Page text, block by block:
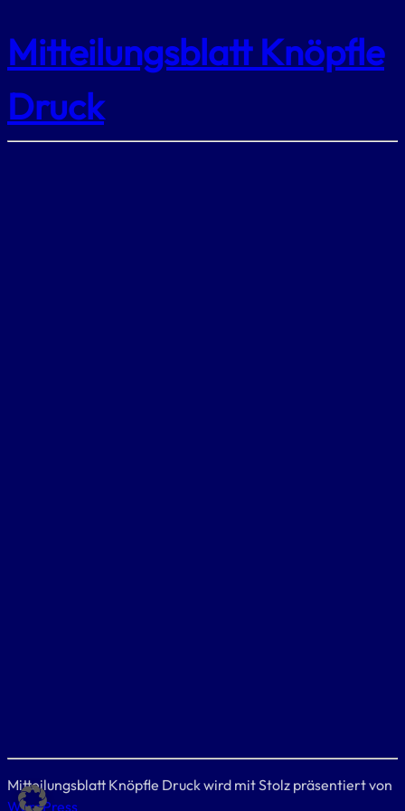
Mitteilungsblatt Knöpfle
Druck
Mitteilungsblatt Knöpfle Druck wird mit Stolz präsentiert von
WordPress